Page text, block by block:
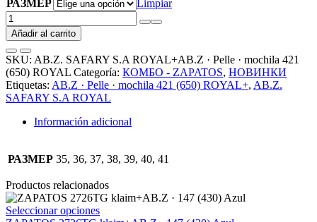
РАЗМЕР
Limpiar
AB.Z.
SAFARY
S.A
ROYAL+AB.Z
·
Pelle
·
mochila
АКЦИЯ
Añadir al carrito
SKU: AB.Z. SAFARY S.A ROYAL+AB.Z · Pelle · mochila 421
(650) ROYAL Categoría: КОМБО - ZAPATOS, НОВИНКИ
Etiquetas: AB.Z · Pelle · mochila 421 (650) ROYAL+, AB.Z.
SAFARY S.A ROYAL
Información adicional
РАЗМЕР 35, 36, 37, 38, 39, 40, 41
Productos relacionados
Seleccionar opcionesEste